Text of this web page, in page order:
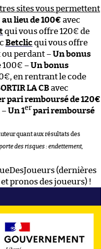
sites vous permettent
lieu de 100€ avec
qui vous offre 120€ de
Betclicqui vous offre
perdant –Un bonus
100€ –Un bonus
en rentrant le code
LA CBavec
pari remboursé de 120€
–Un 1er pari remboursé
quant aux résultats des
des risques : endettement,
(dernières
pronos des joueurs) !